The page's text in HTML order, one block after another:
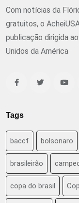
Com notícias da
gratuitos, o
publicação dirigida
Unidos da América
Tags
baccf bolsonaro
brasileirão
copa do brasil